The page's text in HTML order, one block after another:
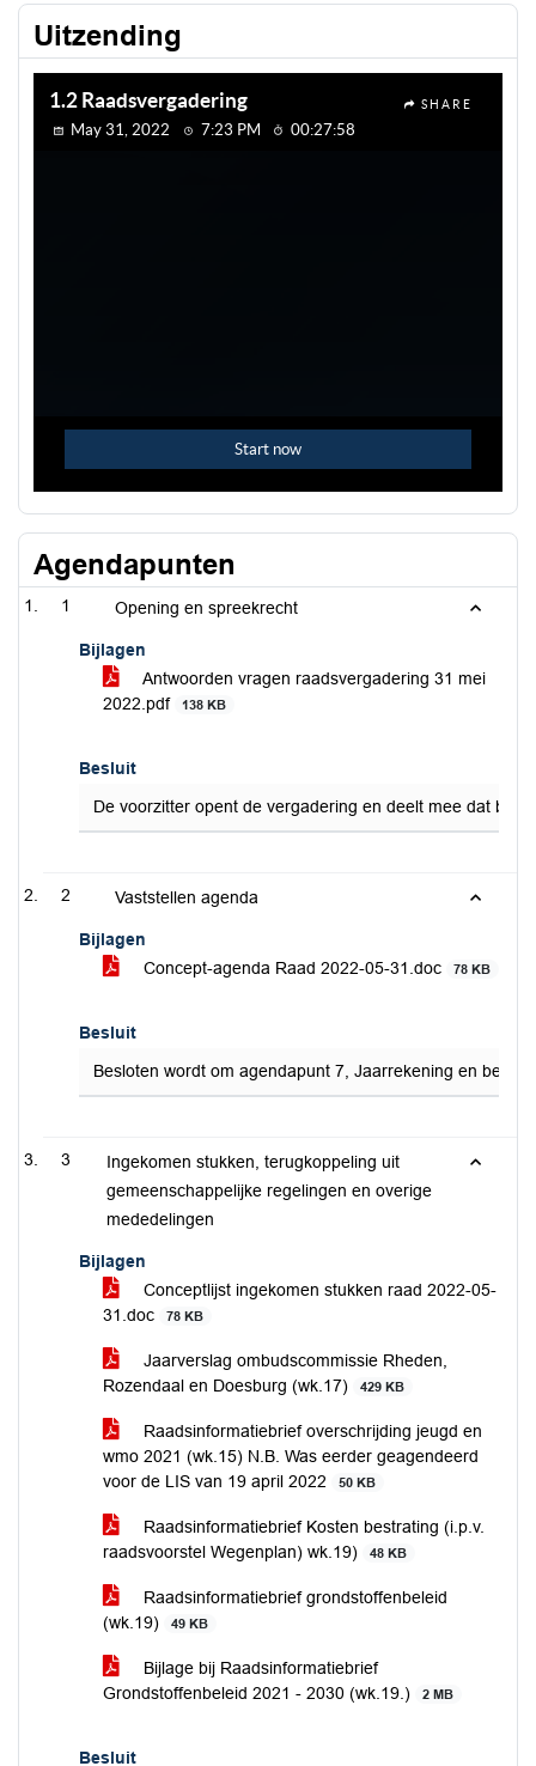
Uitzending
Agendapunten
1 Opening en spreekrecht
Bijlagen
Antwoorden vragen raadsvergadering 31 mei
2022.pdf
138 KB
Besluit
De voorzitter opent de vergadering en deelt mee dat
2 Vaststellen agenda
Bijlagen
Concept-agenda Raad 2022-05-31.doc
78 KB
Besluit
Besloten wordt om agendapunt 7, Jaarrekening en
3
Ingekomen stukken, terugkoppeling uit
gemeenschappelijke regelingen en overige
mededelingen
Bijlagen
Conceptlijst ingekomen stukken raad 2022-05-
31.doc
78 KB
Jaarverslag ombudscommissie Rheden,
Rozendaal en Doesburg (wk.17)
429 KB
Raadsinformatiebrief overschrijding jeugd en
wmo 2021 (wk.15) N.B. Was eerder geagendeerd
voor de LIS van 19 april 2022
50 KB
Raadsinformatiebrief Kosten bestrating (i.p.v.
raadsvoorstel Wegenplan) wk.19)
48 KB
Raadsinformatiebrief grondstoffenbeleid
(wk.19)
49 KB
Bijlage bij Raadsinformatiebrief
Grondstoffenbeleid 2021 - 2030 (wk.19.)
2 MB
Besluit